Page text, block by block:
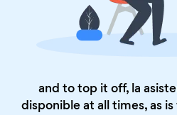
and to top it off, la
disponible at all times, as